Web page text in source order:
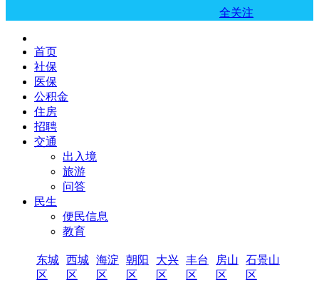
全关注
首页
社保
医保
公积金
住房
招聘
交通
出入境
旅游
问答
民生
便民信息
教育
东城
区
西城
区
海淀
区
朝阳
区
大兴
区
丰台
区
房山
区
石景山
区